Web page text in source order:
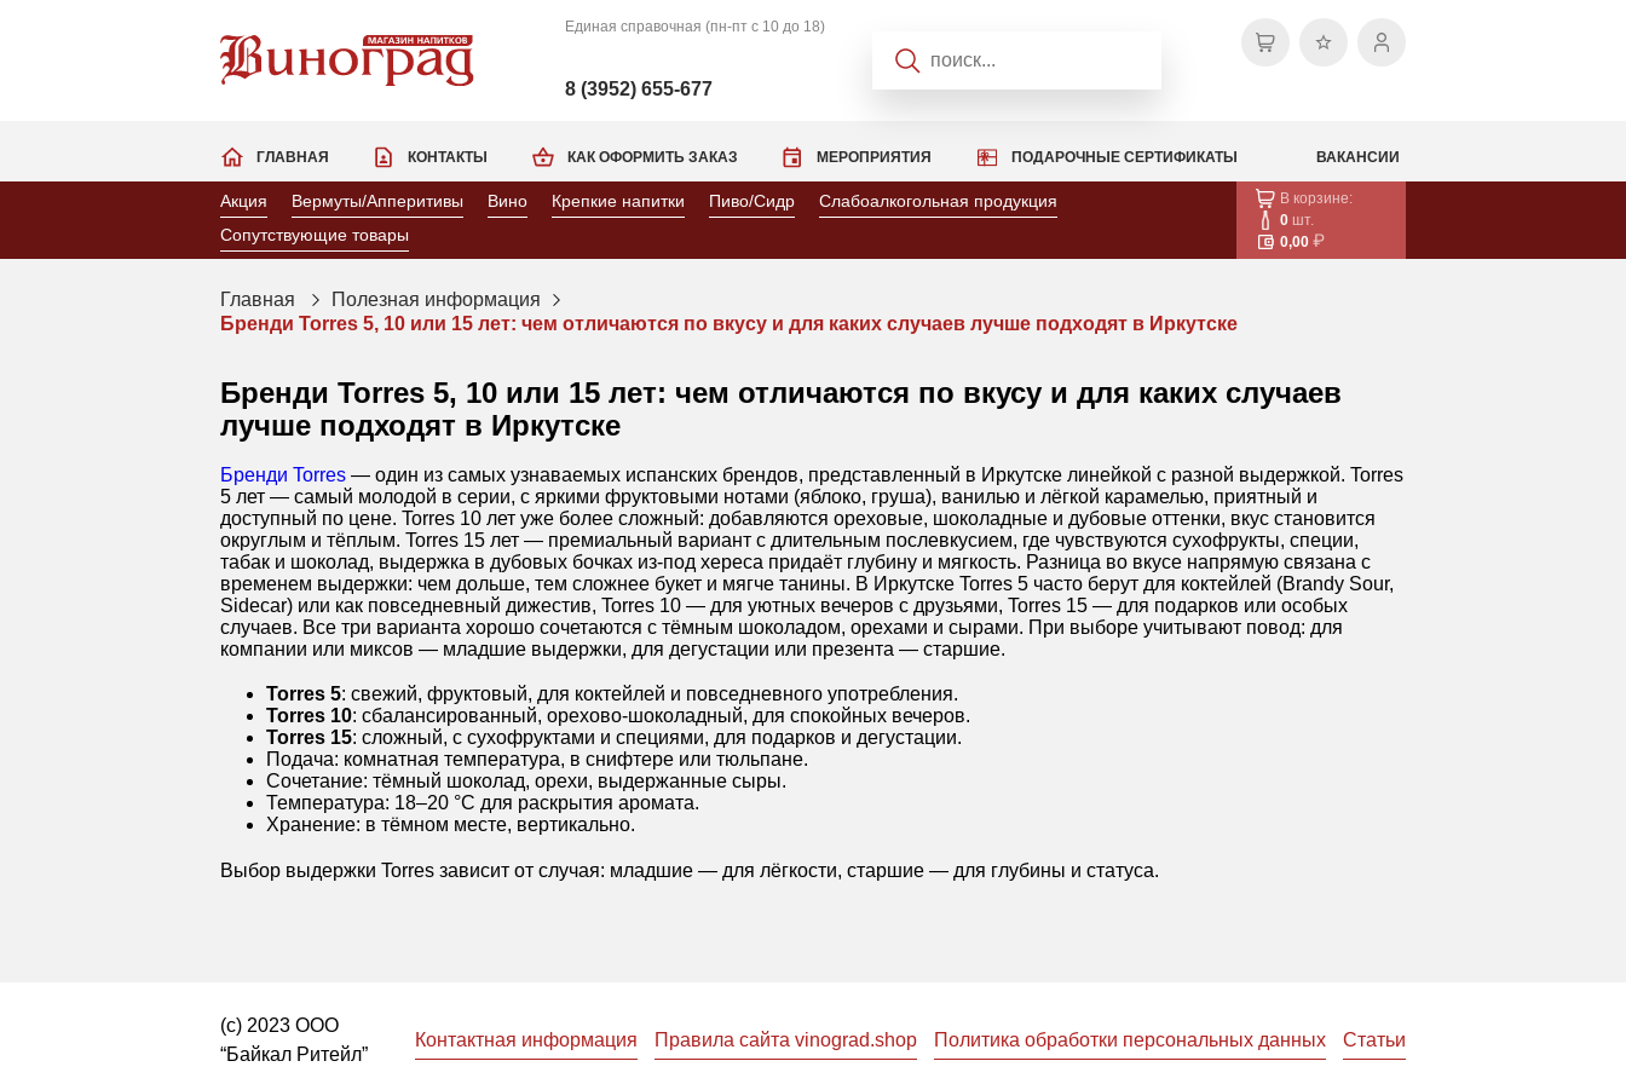
Единая справочная (пн-пт с 10 до 18)
8 (3952) 655-677
КАК ОФОРМИТЬ ЗАКАЗ МЕРОПРИЯТИЯ ПОДАРОЧНЫЕ СЕРТИФИКАТЫ ВАКАНСИИ
ГЛАВНАЯ КОНТАКТЫ
Акция Вермуты/Апперитивы Вино Крепкие напитки Пиво/Сидр
Слабоалкогольная продукция
Сопутствующие товары
В корзине:
0 шт.
0,00
Главная
Полезная информация
Бренди Torres 5, 10 или 15 лет: чем отличаются по вкусу и для каких случаев лучше подходят в Иркутске
Бренди Torres 5, 10 или 15 лет: чем отличаются по вкусу и для каких случаев
лучше подходят в Иркутске
Бренди Torres — один из самых узнаваемых испанских брендов, представленный в Иркутске линейкой с разной выдержкой. Torres
5 лет — самый молодой в серии, с яркими фруктовыми нотами (яблоко, груша), ванилью и лёгкой карамелью, приятный и
доступный по цене. Torres 10 лет уже более сложный: добавляются ореховые, шоколадные и дубовые оттенки, вкус становится
округлым и тёплым. Torres 15 лет — премиальный вариант с длительным послевкусием, где чувствуются сухофрукты, специи,
табак и шоколад, выдержка в дубовых бочках из-под хереса придаёт глубину и мягкость. Разница во вкусе напрямую связана с
временем выдержки: чем дольше, тем сложнее букет и мягче танины. В Иркутске Torres 5 часто берут для коктейлей (Brandy Sour,
Sidecar) или как повседневный дижестив, Torres 10 — для уютных вечеров с друзьями, Torres 15 — для подарков или особых
случаев. Все три варианта хорошо сочетаются с тёмным шоколадом, орехами и сырами. При выборе учитывают повод: для
компании или миксов — младшие выдержки, для дегустации или презента — старшие.
Torres 5: свежий, фруктовый, для коктейлей и повседневного употребления.
Torres 10: сбалансированный, орехово-шоколадный, для спокойных вечеров.
Torres 15: сложный, с сухофруктами и специями, для подарков и дегустации.
Подача: комнатная температура, в снифтере или тюльпане.
Сочетание: тёмный шоколад, орехи, выдержанные сыры.
Температура: 18–20 °C для раскрытия аромата.
Хранение: в тёмном месте, вертикально.
Выбор выдержки Torres зависит от случая: младшие — для лёгкости, старшие — для глубины и статуса.
(с) 2023 ООО
“Байкал Ритейл”
Контактная информация Правила сайта vinograd.shop Политика обработки персональных данных Статьи